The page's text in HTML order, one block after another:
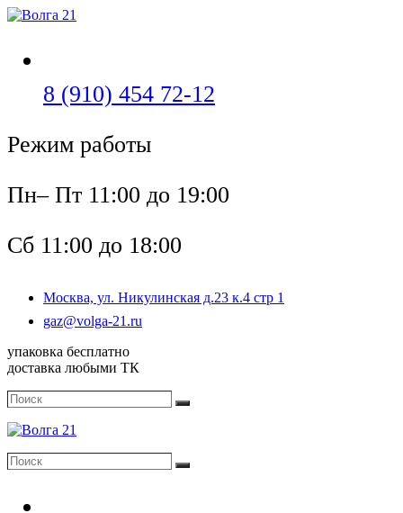
Перейти
8 (910) 454 72-12
Режим работы
Пн– Пт 11:00 до 19:00
Сб 11:00 до 18:00
Москва, ул. Никулинская д.23 к.4 стр 1
gaz@volga-21.ru
упаковка бесплатно
доставка любыми ТК
Поиск
Поиск
Поиск
Поиск